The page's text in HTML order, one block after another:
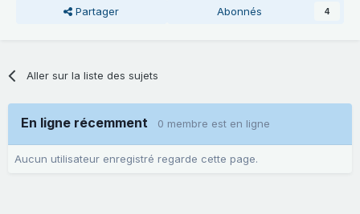
Partager Abonnés 4
Aller sur la liste des sujets
En ligne récemment 0 membre est en ligne
Aucun utilisateur enregistré regarde cette page.